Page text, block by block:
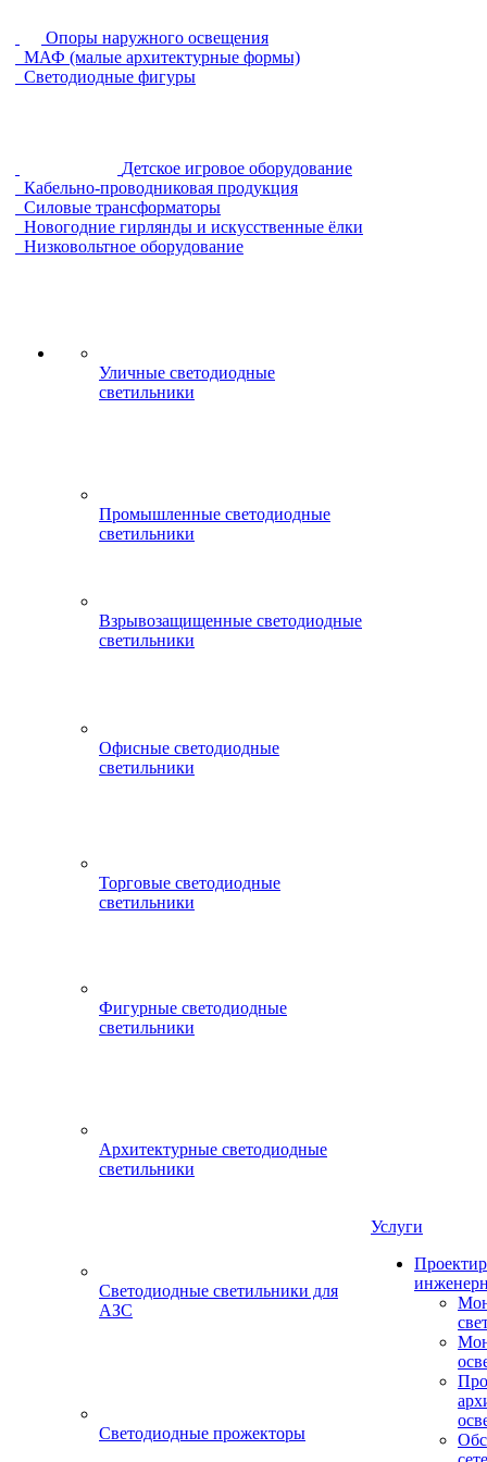
Опоры наружного освещения
МАФ (малые архитектурные формы)
Светодиодные фигуры
Детское игровое оборудование
Кабельно-проводниковая продукция
Силовые трансформаторы
Новогодние гирлянды и искусственные ёлки
Низковольтное оборудование
Уличные светодиодные
светильники
Промышленные светодиодные
светильники
Взрывозащищенные светодиодные
светильники
Офисные светодиодные
светильники
Торговые светодиодные
светильники
Фигурные светодиодные
светильники
Архитектурные светодиодные
светильники
Светодиодные светильники для
АЗС
Светодиодные прожекторы
Услуги